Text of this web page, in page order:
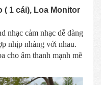
( 1 cái), Loa Monitor
nhạc cảm nhạc dễ dàng
nhịp nhàng với nhau.
cho âm thanh mạnh mẽ